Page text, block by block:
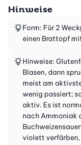
Hinweise
Form: Für 2
einen Brattopf
Hinweise:
Blasen, dann
meist am
wenig passiert;
aktiv. Es ist
nach Ammoniak
violett